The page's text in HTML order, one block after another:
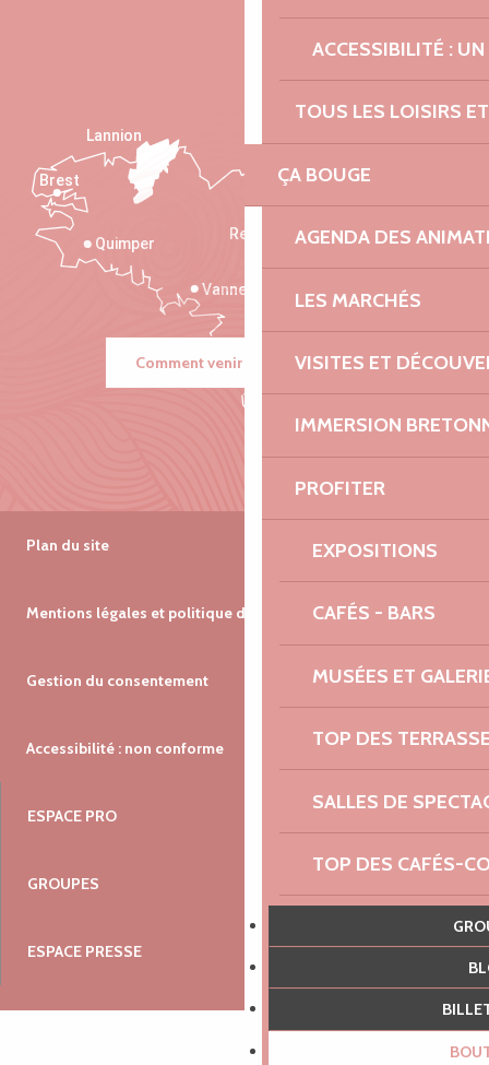
ACCESSIBILITÉ :
TOUS LES LOISIRS
ÇA BOUGE
AGENDA DES
LES MARCHÉS
VISITES ET
IMMERSION
PROFITER
EXPOSITIONS
CAFÉS - BARS
MUSÉES ET
TOP DES
SALLES DE
TOP DES CAFÉS-
LES ESPACES
AGENDA NAUTIQUE
RENDEZ-VOUS DU
Saint-Malo
Rennes
Vannes
Quimper
Lannion
Brest
Comment venir ?
Plan du site
Mentions légales et politique de confidentialité
Gestion du consentement
Accessibilité : non conforme
ESPACE PRO
GROUPES
ESPACE PRESSE